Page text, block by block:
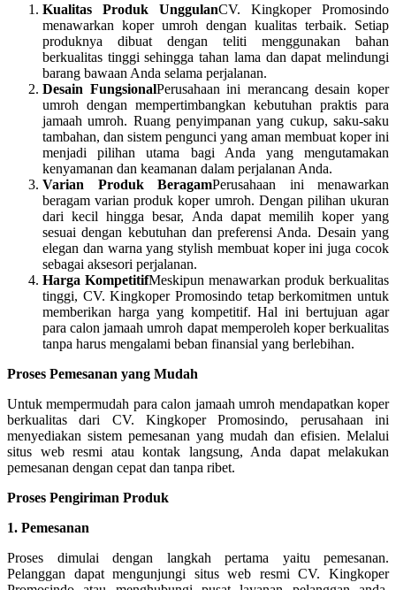
Kualitas Produk UnggulanCV. Kingkoper Promosindo
menawarkan koper umroh dengan kualitas terbaik. Setiap
produknya dibuat dengan teliti menggunakan bahan
berkualitas tinggi sehingga tahan lama dan dapat melindungi
barang bawaan Anda selama perjalanan.
Desain FungsionalPerusahaan ini merancang desain koper
umroh dengan mempertimbangkan kebutuhan praktis para
jamaah umroh. Ruang penyimpanan yang cukup, saku-saku
tambahan, dan sistem pengunci yang aman membuat koper ini
menjadi pilihan utama bagi Anda yang mengutamakan
kenyamanan dan keamanan dalam perjalanan Anda.
Varian Produk BeragamPerusahaan ini menawarkan
beragam varian produk koper umroh. Dengan pilihan ukuran
dari kecil hingga besar, Anda dapat memilih koper yang
sesuai dengan kebutuhan dan preferensi Anda. Desain yang
elegan dan warna yang stylish membuat koper ini juga cocok
sebagai aksesori perjalanan.
Harga KompetitifMeskipun menawarkan produk berkualitas
tinggi, CV. Kingkoper Promosindo tetap berkomitmen untuk
memberikan harga yang kompetitif. Hal ini bertujuan agar
para calon jamaah umroh dapat memperoleh koper berkualitas
tanpa harus mengalami beban finansial yang berlebihan.
Proses Pemesanan yang Mudah
Untuk mempermudah para calon jamaah umroh mendapatkan koper
berkualitas dari CV. Kingkoper Promosindo, perusahaan ini
menyediakan sistem pemesanan yang mudah dan efisien. Melalui
situs web resmi atau kontak langsung, Anda dapat melakukan
pemesanan dengan cepat dan tanpa ribet.
Proses Pengiriman Produk
1. Pemesanan
Proses dimulai dengan langkah pertama yaitu pemesanan.
Pelanggan dapat mengunjungi situs web resmi CV. Kingkoper